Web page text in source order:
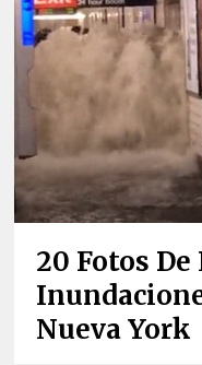
20 Fotos
Nueva York